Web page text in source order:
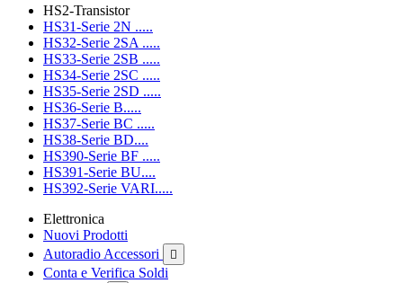
HS2-Transistor
HS31-Serie 2N .....
HS32-Serie 2SA .....
HS33-Serie 2SB .....
HS34-Serie 2SC .....
HS35-Serie 2SD .....
HS36-Serie B.....
HS37-Serie BC .....
HS38-Serie BD....
HS390-Serie BF .....
HS391-Serie BU....
HS392-Serie VARI.....
Elettronica
Nuovi Prodotti
Autoradio Accessori

Conta e Verifica Soldi